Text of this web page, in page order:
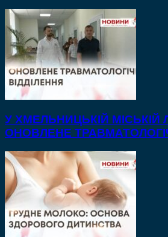
У ХМЕЛЬНИЦЬКІЙ МІСЬКІЙ
ОНОВЛЕНЕ